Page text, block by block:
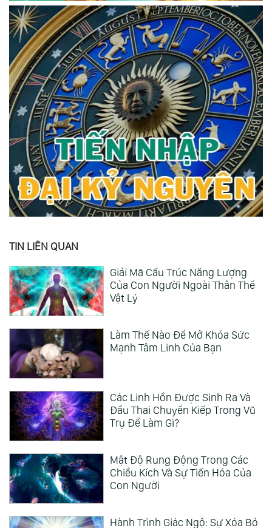
TIN LIÊN QUAN
Giải Mã Cấu Trúc Năng Lượng
Của Con Người Ngoài Thân Thể
Vật Lý
Làm Thế Nào Để Mở Khóa Sức
Mạnh Tâm Linh Của Bạn
Các Linh Hồn Được Sinh Ra Và
Đầu Thai Chuyển Kiếp Trong Vũ
Trụ Để Làm Gì?
Mật Độ Rung Động Trong Các
Chiều Kích Và Sự Tiến Hóa Của
Con Người
Hành Trình Giác Ngộ: Sự Xóa Bỏ